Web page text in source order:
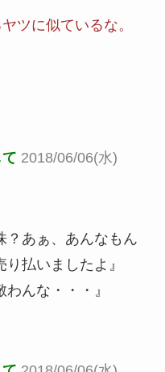
ツに似ているな。
2018/06/06(水)
？あぁ、あんなもん
払いましたよ』
んな・・・』